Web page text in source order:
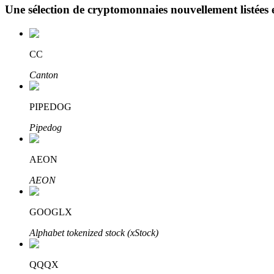
Blocages BTR
Des investissements exclusifs pour les détenteurs de BTR
Prêts
Une sélection de cryptomonnaies nouvellement listées
CC
Canton
PIPEDOG
Pipedog
AEON
AEON
GOOGLX
Alphabet tokenized stock (xStock)
QQQX